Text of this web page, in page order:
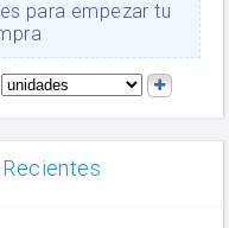
para empezar tu